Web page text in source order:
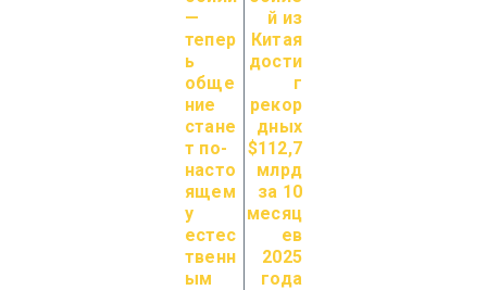
—
тепер
ь
обще
ние
стане
т по-
насто
ящем
у
естес
твенн
ым
й из
Китая
дости
г
рекор
дных
$112,7
млрд
за 10
месяц
ев
2025
года